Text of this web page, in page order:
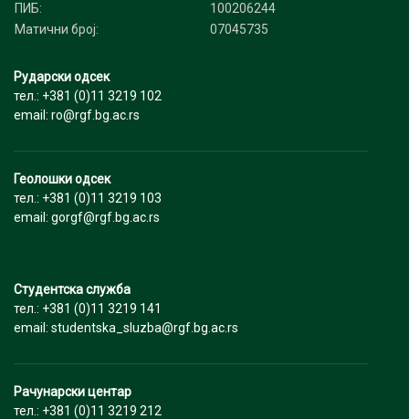
ПИБ:
100206244
Матични број:
07045735
Рударски одсек
тел.: +381 (0)11 3219 102
email: ro@rgf.bg.ac.rs
Геолошки одсек
тел.: +381 (0)11 3219 103
email: gorgf@rgf.bg.ac.rs
Студентска служба
тел.: +381 (0)11 3219 141
email: studentska_sluzba@rgf.bg.ac.rs
Рачунарски центар
тел.: +381 (0)11 3219 212